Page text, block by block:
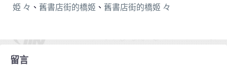
姫 々 、 舊書店街的橋姬 、 舊書店街的橋姬 々
留言